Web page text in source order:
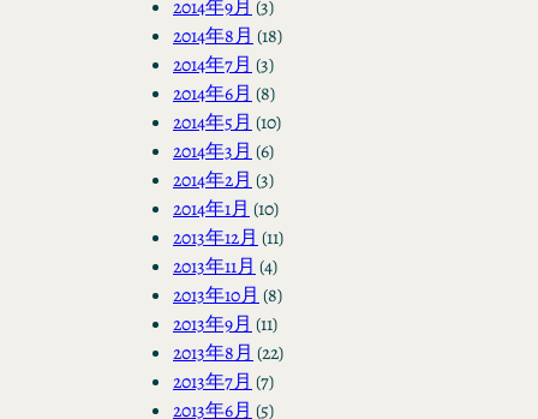
2014年9月 (3)
2014年8月 (18)
2014年7月 (3)
2014年6月 (8)
2014年5月 (10)
2014年3月 (6)
2014年2月 (3)
2014年1月 (10)
2013年12月 (11)
2013年11月 (4)
2013年10月 (8)
2013年9月 (11)
2013年8月 (22)
2013年7月 (7)
2013年6月 (5)